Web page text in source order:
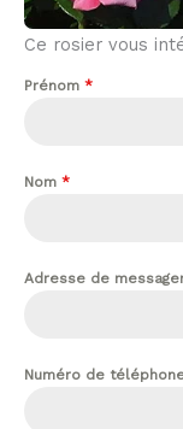
Ce rosier vous
Prénom *
Nom *
Adresse de
Numéro de